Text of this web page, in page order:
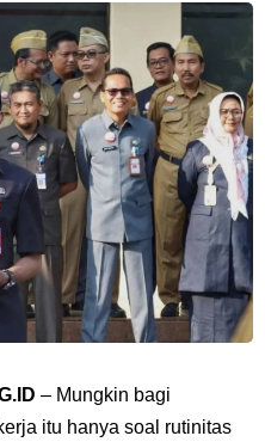
– Mungkin bagi
itu hanya soal rutinitas